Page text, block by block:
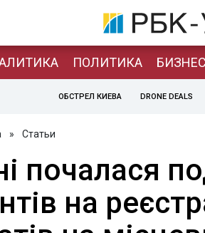
ПОЛИТИКА БИЗНЕС
ОБСТРЕЛ КИЕВА DRONE DEALS
» Статьи
почалася
на